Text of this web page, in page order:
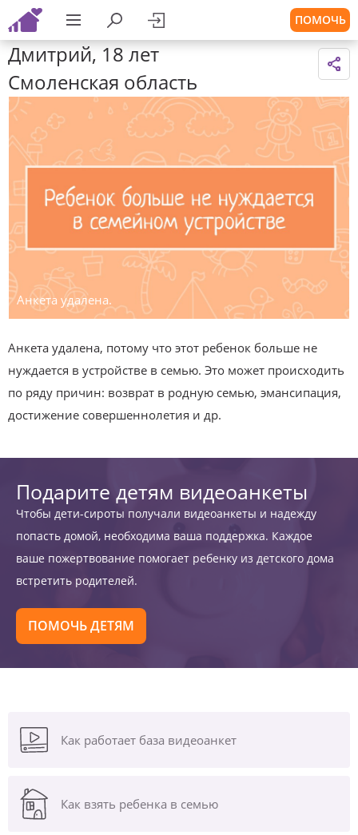
ПОМОЧЬ
Дмитрий, 18 лет
Смоленская область
Анкета удалена.
Анкета удалена, потому что этот ребенок больше не
нуждается в устройстве в семью. Это может происходить
по ряду причин: возврат в родную семью, эмансипация,
достижение совершеннолетия и др.
Подарите детям видеоанкеты
Чтобы дети-сироты получали видеоанкеты и надежду
попасть домой, необходима ваша поддержка. Каждое
ваше пожертвование помогает ребенку из детского дома
встретить родителей.
ПОМОЧЬ ДЕТЯМ
Как работает база видеоанкет
Как взять ребенка в семью